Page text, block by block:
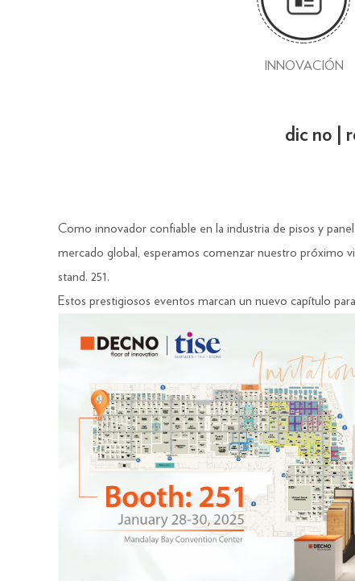
INNOVACIÓN
dic no |
Como innovador confiable en la industria de pisos y
mercado global, esperamos comenzar nuestro próximo
stand. 251.
Estos prestigiosos eventos marcan un nuevo capítulo